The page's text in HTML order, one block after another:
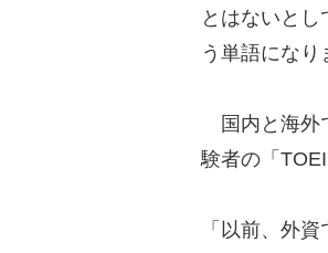
とはないと
う単語になり
国内と海外
験者の「
「以前、外